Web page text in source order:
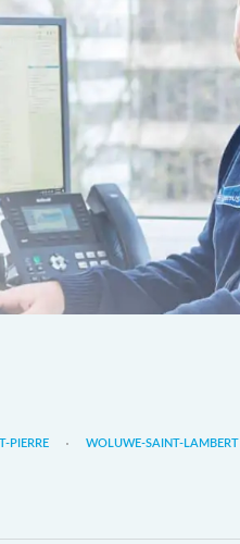
PIERRE WOLUWE-SAINT-LAMBERT